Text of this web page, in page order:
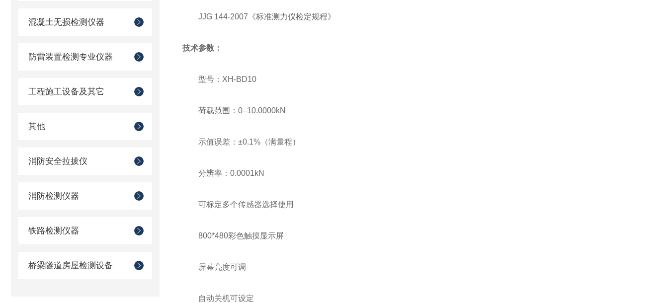
混凝土无损检测仪器
防雷装置检测专业仪器
工程施工设备及其它
其他
消防安全拉拔仪
消防检测仪器
铁路检测仪器
桥梁隧道房屋检测设备
JJG 144-2007《标准测力仪检定规程》
技术参数：
型号：XH-BD10
荷载范围：0–10.0000kN
示值误差：±0.1%（满量程）
分辨率：0.0001kN
可标定多个传感器选择使用
800*480彩色触摸显示屏
屏幕亮度可调
自动关机可设定